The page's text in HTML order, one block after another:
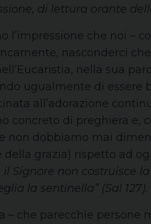
di lettura orante
l’impressione che noi –
nasconderci
nella sua
ugualmente di
all’adorazione
concreto di preghiera
dobbiamo mai
grazia) rispetto ad
il Signore non costruisce
la sentinella” (Sal 127).
– che parecchie persone